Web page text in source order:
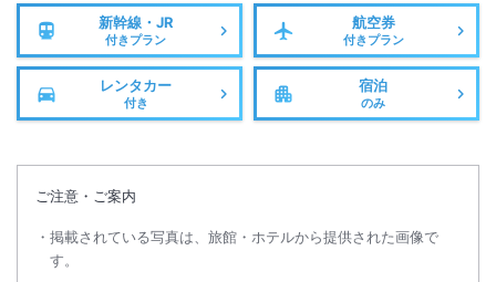
新幹線・JR
付きプラン
航空券
付きプラン
レンタカー
付き
宿泊
のみ
ご注意・ご案内
掲載されている写真は、旅館・ホテルから提供された画像で
す。